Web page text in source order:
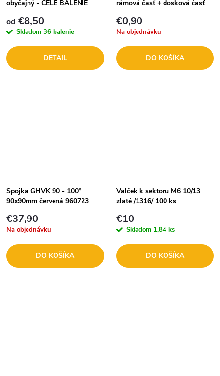
v
v
obyčajný - CELÉ BALENIE
od €8,50
Skladom 36 balenie
DETAIL
rámová časť + dosková časť
€0,90
Na objednávku
DO KOŠÍKA
Spojka GHVK 90 - 100°
90x90mm červená 960723
€37,90
Na objednávku
DO KOŠÍKA
Valček k sektoru M6 10/13
zlaté /1316/ 100 ks
€10
Skladom 1,84 ks
DO KOŠÍKA